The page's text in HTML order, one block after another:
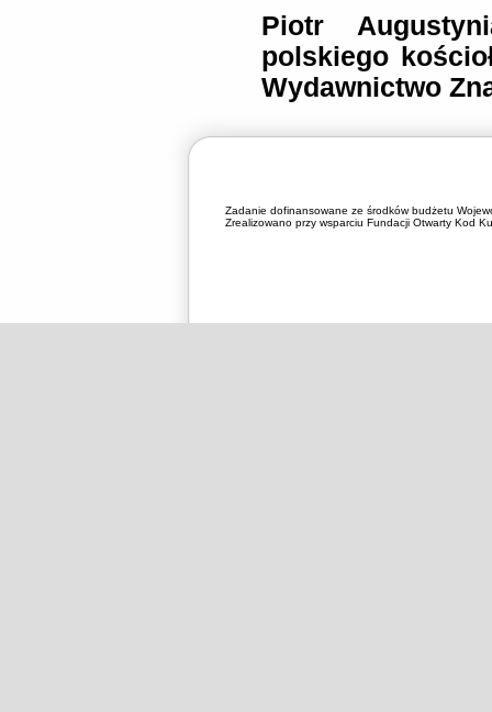
Piotr
polskiego
Wydawnictwo
Zadanie dofinansowane ze środków budżetu
Zrealizowano przy wsparciu Fundacji Otwarty Kod